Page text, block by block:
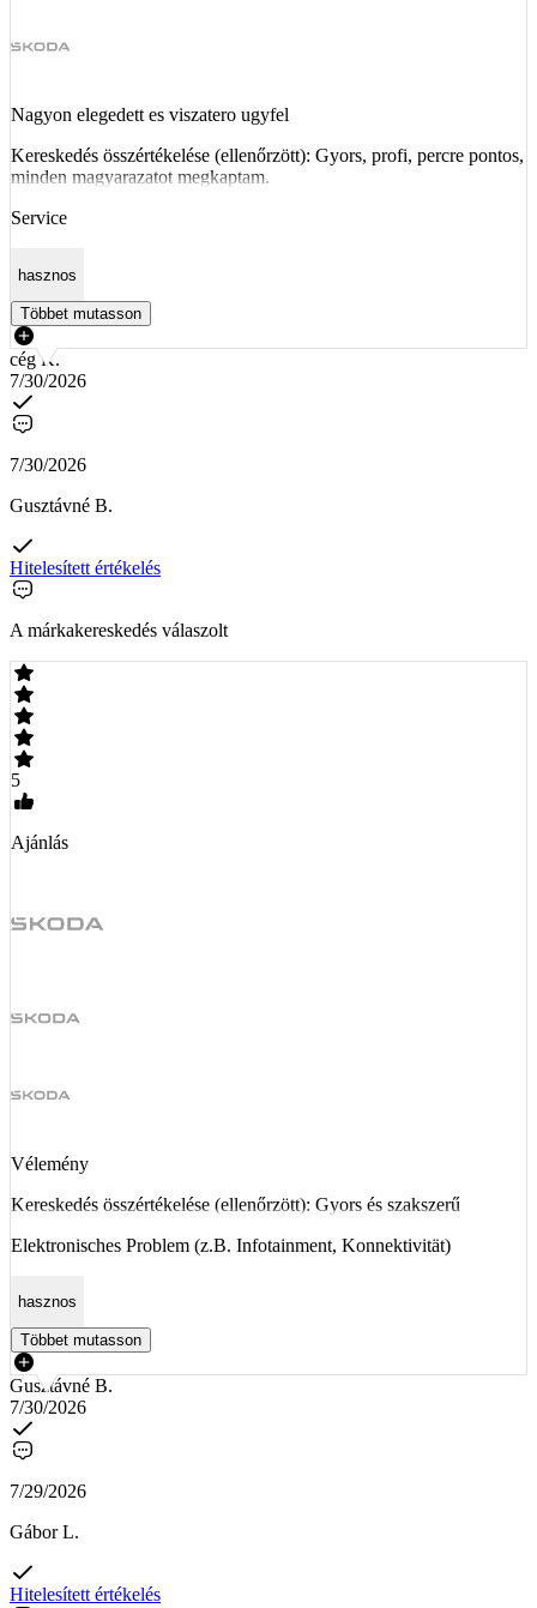
Nagyon elegedett es viszatero ugyfel
Kereskedés összértékelése (ellenőrzött): Gyors, profi, percre pontos,
minden magyarazatot megkaptam.
Service
hasznos
Többet mutasson
cég K.
7/30/2026
7/30/2026
Gusztávné B.
Hitelesített értékelés
A márkakereskedés válaszolt
5
Ajánlás
Vélemény
Kereskedés összértékelése (ellenőrzött): Gyors és szakszerű
Elektronisches Problem (z.B. Infotainment, Konnektivität)
hasznos
Többet mutasson
Gusztávné B.
7/30/2026
7/29/2026
Gábor L.
Hitelesített értékelés